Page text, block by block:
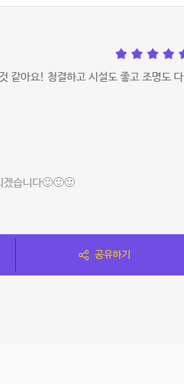
같아요! 청결하고 시설도 좋고 조명도 다
겠습니다🙂🙂🙂
공유하기